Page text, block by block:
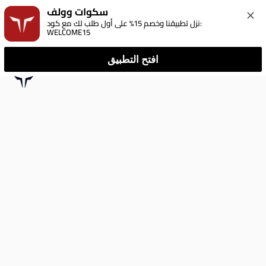
سكوات وولف
نزل تطبيقنا وخصم 15% على أول طلب لك مع كود:
WELCOME15
افتح التطبيق